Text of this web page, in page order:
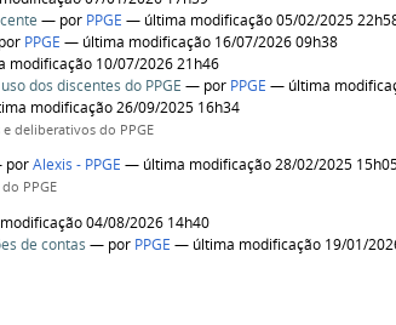
— por PPGE — última modificação 05/02/2025
por PPGE — última modificação 16/07/2026 09h38
modificação 10/07/2026 21h46
dos discentes do PPGE — por PPGE — última
modificação 26/09/2025 16h34
deliberativos do PPGE
porAlexis - PPGE — última modificação 28/02/2025
PPGE
04/08/2026 14h40
de contas — por PPGE — última modificação 19/01/